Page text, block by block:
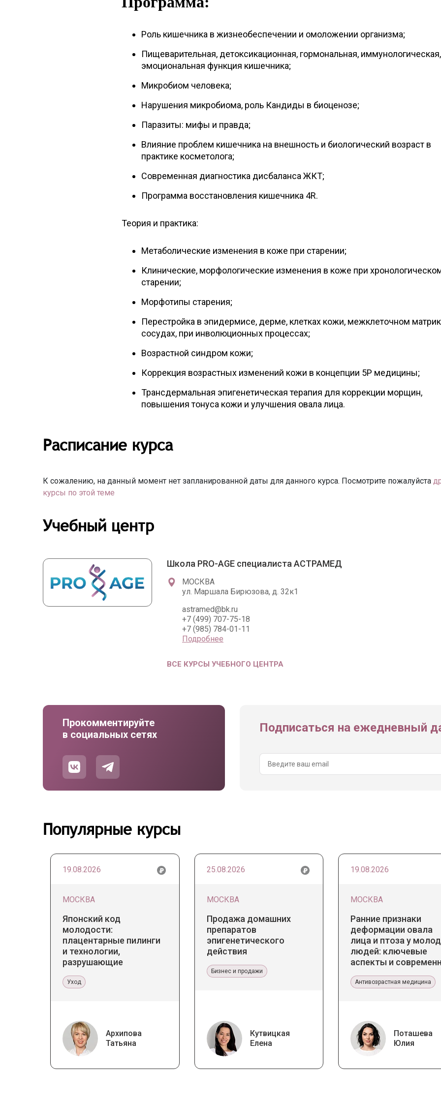
Роль кишечника в жизнеобеспечении и омоложении организма;
Пищеварительная, детоксикационная, гормональная, иммунологическая,
эмоциональная функция кишечника;
Микробиом человека;
Нарушения микробиома, роль Кандиды в биоценозе;
Паразиты: мифы и правда;
Влияние проблем кишечника на внешность и биологический возраст в
практике косметолога;
Современная диагностика дисбаланса ЖКТ;
Программа восстановления кишечника 4R.
Теория и практика:
Метаболические изменения в коже при старении;
Клинические, морфологические изменения в коже при
старении;
Морфотипы старения;
Перестройка в эпидермисе, дерме, клетках кожи, межклеточном
сосудах, при инволюционных процессах;
Возрастной синдром кожи;
Коррекция возрастных изменений кожи в концепции 5Р медицины;
Трансдермальная эпигенетическая терапия для коррекции морщин,
повышения тонуса кожи и улучшения овала лица.
Расписание курса
К сожалению, на данный момент нет запланированной даты для данного курса. Посмотрите пожалуйста
курсы по этой теме
Учебный центр
Школа PRO-AGE специалиста АСТРАМЕД
МОСКВА
ул. Маршала Бирюзова, д. 32к1
astramed@bk.ru
+7 (499) 707-75-18
+7 (985) 784-01-11
Подробнее
ВСЕ КУРСЫ УЧЕБНОГО ЦЕНТРА
Прокомментируйте
в социальных сетях
Подписаться на ежедневный
Популярные курсы
19.08.2026
МОСКВА
Японский код
молодости:
плацентарные пилинги
и технологии,
разрушающие
Уход
Архипова
Татьяна
25.08.2026
МОСКВА
Продажа домашних
препаратов
эпигенетического
действия
Бизнес и продажи
Кутвицкая
Елена
19.08.2026
МОСКВА
Ранние признаки
деформации овала
лица и птоза у
людей: ключевые
аспекты и
Антивозрастная медицина
Поташева
Юлия